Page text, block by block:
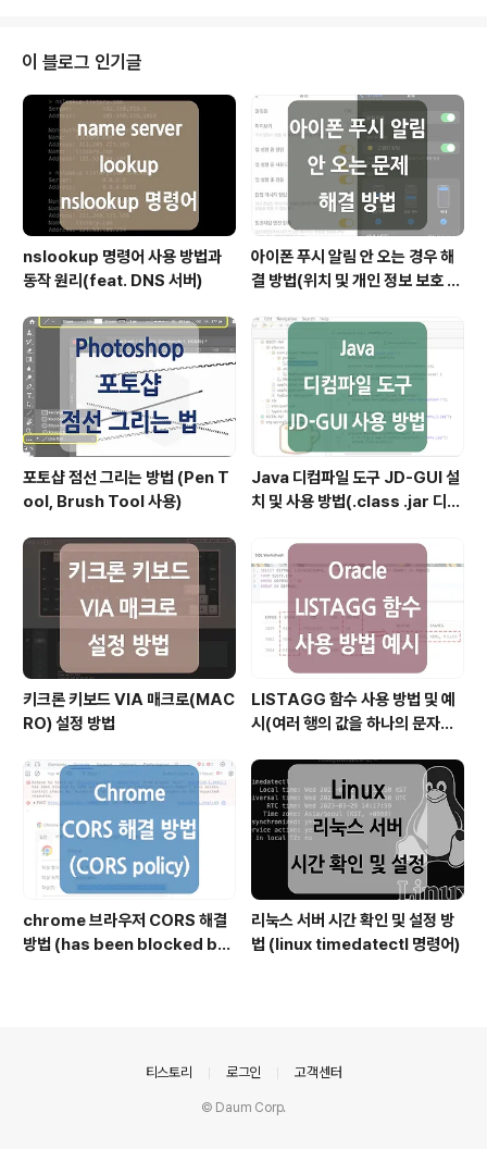
3), BigDecimal.valueOf(0.335), BigDecimal.valu
eOf(2.10101), BigDecimal.valueOf(0.54321) ); //s
tream을 사용하지 않는 경우 연산 BigDecimal sum =
BigDecimal...
이 블로그 인기글
nslookup 명령어 사용 방법과
동작 원리(feat. DNS 서버)
아이폰 푸시 알림 안 오는 경우 해
결 방법(위치 및 개인 정보 보호 재
포토샵 점선 그리는 방법 (Pen T
ool, Brush Tool 사용)
Java 디컴파일 도구 JD-GUI 설
치 및 사용 방법(.class .jar 디컴
키크론 키보드 VIA 매크로(MAC
RO) 설정 방법
LISTAGG 함수 사용 방법 및 예
시(여러 행의 값을 하나의 문자열
chrome 브라우저 CORS 해결
방법 (has been blocked by
리눅스 서버 시간 확인 및 설정 방
법 (linux timedatectl 명령어)
티스토리 로그인 고객센터
© Daum Corp.